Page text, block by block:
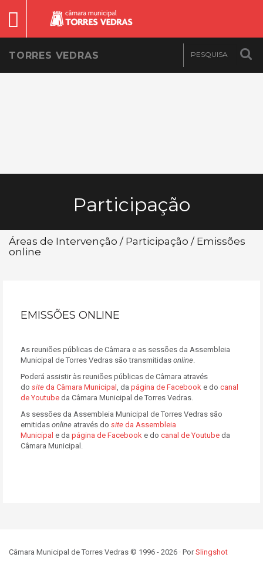
TORRES VEDRAS
Participação
Áreas de Intervenção / Participação / Emissões
online
EMISSÕES ONLINE
As reuniões públicas de Câmara e as sessões da Assembleia
Municipal de Torres Vedras são transmitidas online.
Poderá assistir às reuniões públicas de Câmara através
do site da Câmara Municipal , da página de Facebook e do canal
de Youtube da Câmara Municipal de Torres Vedras.
As sessões da Assembleia Municipal de Torres Vedras são
emitidas online através do site da Assembleia
Municipal e da página de Facebook e do canal de Youtube da
Câmara Municipal.
Câmara Municipal de Torres Vedras © 1996 - 2026 · PorSlingshot